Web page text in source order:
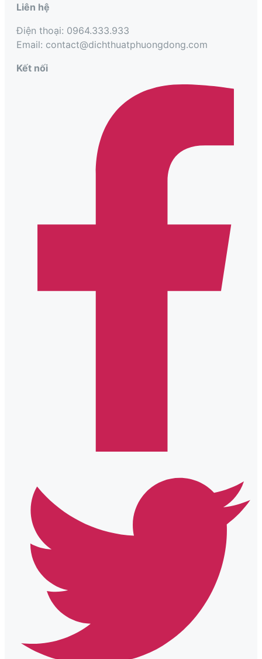
Liên hệ
Điện thoại: 0964.333.933
Email: contact@dichthuatphuongdong.com
Kết nối